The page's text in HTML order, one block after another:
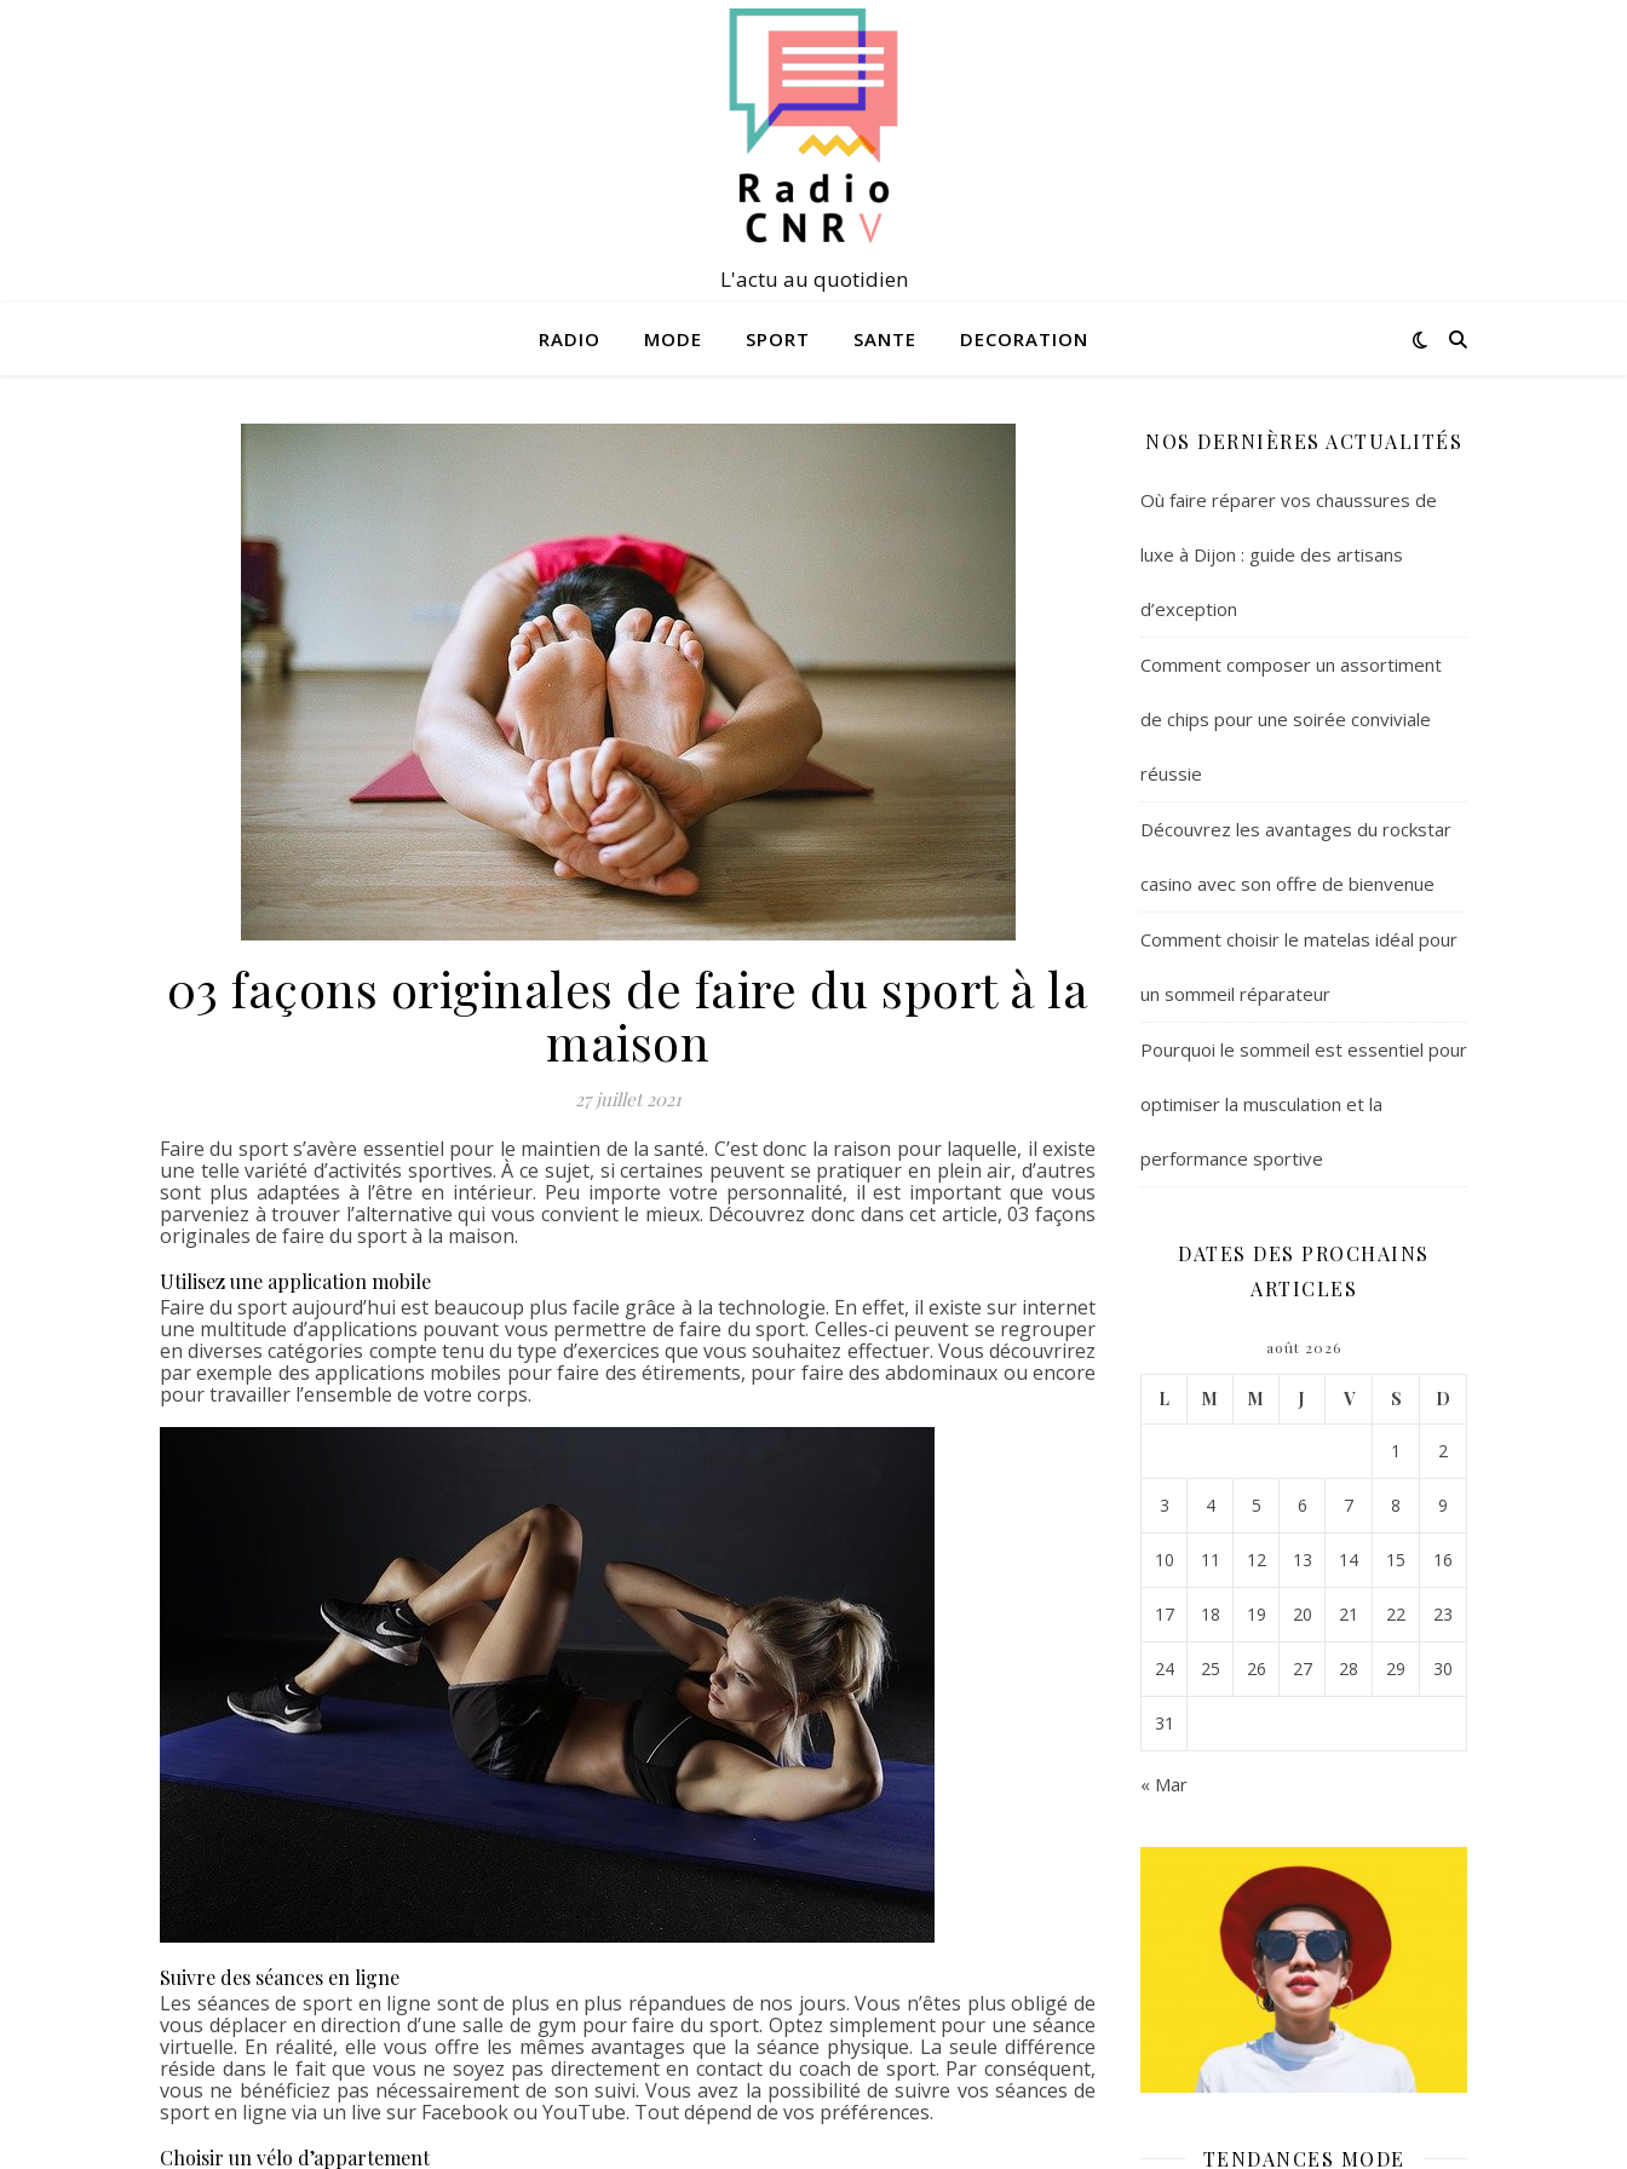
L'actu au quotidien
RADIO MODE SPORT SANTE DECORATION
03 façons originales de faire du sport à la
maison
27 juillet 2021
Faire du sport s’avère essentiel pour le maintien de la santé. C’est donc la raison pour laquelle, il existe
une telle variété d’activités sportives. À ce sujet, si certaines peuvent se pratiquer en plein air, d’autres
sont plus adaptées à l’être en intérieur. Peu importe votre personnalité, il est important que vous
parveniez à trouver l’alternative qui vous convient le mieux. Découvrez donc dans cet article, 03 façons
originales de faire du sport à la maison.
Utilisez une application mobile
Faire du sport aujourd’hui est beaucoup plus facile grâce à la technologie. En effet, il existe sur internet
une multitude d’applications pouvant vous permettre de faire du sport. Celles-ci peuvent se regrouper
en diverses catégories compte tenu du type d’exercices que vous souhaitez effectuer. Vous découvrirez
par exemple des applications mobiles pour faire des étirements, pour faire des abdominaux ou encore
pour travailler l’ensemble de votre corps.
Suivre des séances en ligne
Les séances de sport en ligne sont de plus en plus répandues de nos jours. Vous n’êtes plus obligé de
vous déplacer en direction d’une salle de gym pour faire du sport. Optez simplement pour une séance
virtuelle. En réalité, elle vous offre les mêmes avantages que la séance physique. La seule différence
réside dans le fait que vous ne soyez pas directement en contact du coach de sport. Par conséquent,
vous ne bénéficiez pas nécessairement de son suivi. Vous avez la possibilité de suivre vos séances de
sport en ligne via un live sur Facebook ou YouTube. Tout dépend de vos préférences.
Choisir un vélo d’appartement
NOS DERNIÈRES ACTUALITÉS
Où faire réparer vos chaussures de
luxe à Dijon : guide des artisans
d’exception
Comment composer un assortiment
de chips pour une soirée conviviale
réussie
Découvrez les avantages du rockstar
casino avec son offre de bienvenue
Comment choisir le matelas idéal pour
un sommeil réparateur
Pourquoi le sommeil est essentiel pour
optimiser la musculation et la
performance sportive
DATES DES PROCHAINS
ARTICLES
août 2026
L M M J V S D
1 2
3 4 5 6 7 8 9
10 11 12 13 14 15 16
17 18 19 20 21 22 23
24 25 26 27 28 29 30
31
« Mar
TENDANCES MODE